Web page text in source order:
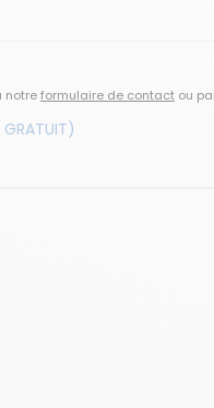
notreformulaire de contact ou